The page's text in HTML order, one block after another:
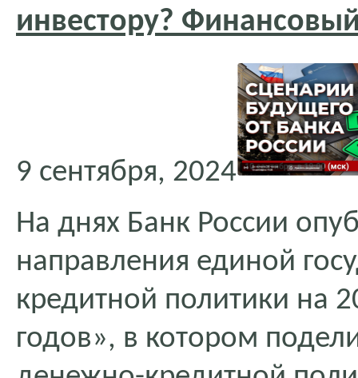
инвестору?
9 сентября, 2024
На днях Банк России
направления единой
кредитной политики на
годов», в котором